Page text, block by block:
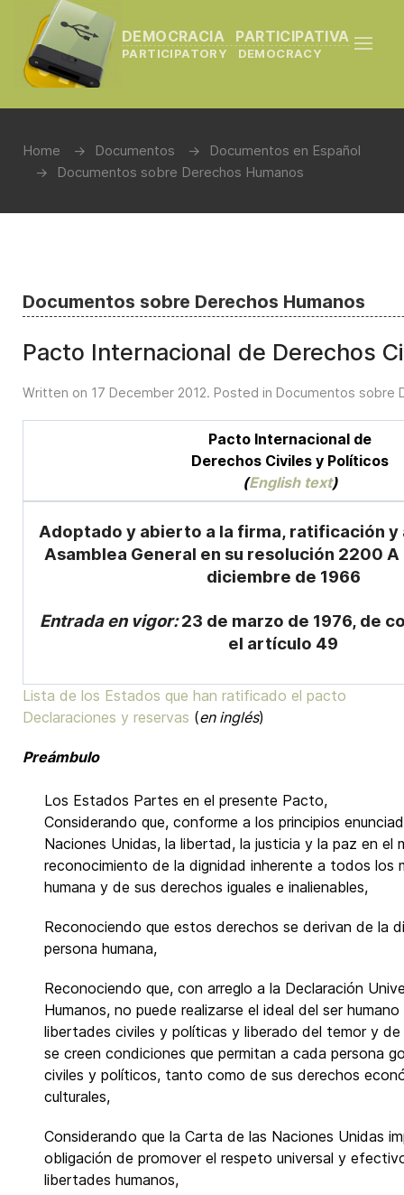
DEMOCRACIA PARTICIPATIVA
PARTICIPATORY DEMOCRACY
Home Documentos
Documentos en Español
Documentos sobre Derechos Humanos
Documentos sobre Derechos Humanos
Pacto Internacional de Derechos
Written on 17 December 2012. Posted in Documentos sobre
Pacto Internacional de
Derechos Civiles y Políticos
(English text)
Adoptado y abierto a la firma, ratificación y
Asamblea General en su resolución 2200 A
diciembre de 1966
Entrada en vigor:23 de marzo de 1976, de
el artículo 49
Lista de los Estados que han ratificado el pacto
Declaraciones y reservas (en inglés)
Preámbulo
Los Estados Partes en el presente Pacto,
Considerando que, conforme a los principios
Naciones Unidas, la libertad, la justicia y la paz en el
reconocimiento de la dignidad inherente a todos los
humana y de sus derechos iguales e inalienables,
Reconociendo que estos derechos se derivan de la
persona humana,
Reconociendo que, con arreglo a la Declaración
Humanos, no puede realizarse el ideal del ser
libertades civiles y políticas y liberado del temor y de
se creen condiciones que permitan a cada persona
civiles y políticos, tanto como de sus derechos
culturales,
Considerando que la Carta de las Naciones Unidas
obligación de promover el respeto universal y
libertades humanos,